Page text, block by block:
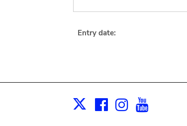
Entry date:
X Facebook
Instagram